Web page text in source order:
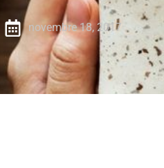
novembre 18, 2017